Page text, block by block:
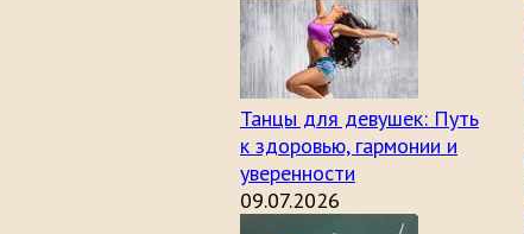
Танцы для девушек: Путь
к здоровью, гармонии и
уверенности
09.07.2026